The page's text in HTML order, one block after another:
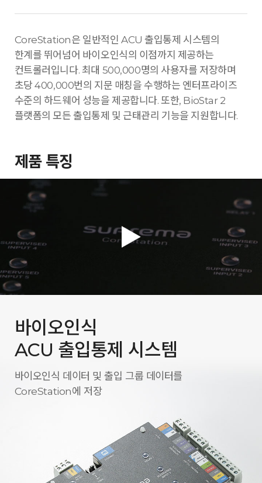
CoreStation은 일반적인 ACU 출입통제 시스템의
한계를 뛰어넘어 바이오인식의 이점까지 제공하는
컨트롤러입니다. 최대 500,000명의 사용자를 저장하며
초당 400,000번의 지문 매칭을 수행하는 엔터프라이즈
수준의 하드웨어 성능을 제공합니다. 또한, BioStar 2
플랫폼의 모든 출입통제 및 근태관리 기능을 지원합니다.
제품 특징
바이오인식
ACU 출입통제 시스템
바이오인식 데이터 및 출입 그룹 데이터를
CoreStation에 저장